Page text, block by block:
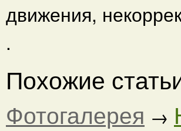
движения,
.
Похожие
Фотогалерея →